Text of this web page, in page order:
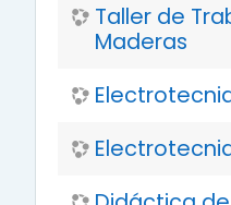
Taller de
Maderas